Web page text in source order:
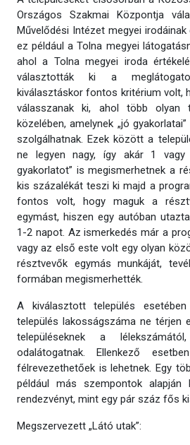
Országos Szakmai Központja
Művelődési Intézet megyei
ez például a Tolna megyei
ahol a Tolna megyei iroda
választották ki a
kiválasztáskor fontos kritérium volt,
válasszanak ki, ahol több olyan
közelében, amelynek „jó
szolgálhatnak. Ezek között a
ne legyen nagy, így akár 1
gyakorlatot” is megismerhetnek a
kis százalékát teszi ki majd a
fontos volt, hogy maguk a
egymást, hiszen egy autóban
1-2 napot. Az ismerkedés már a
vagy az első este volt egy olyan
résztvevők egymás munkáját,
formában megismerhették.
A kiválasztott település
település lakosságszáma ne térjen
településeknek a
odalátogatnak. Ellenkező
félrevezethetőek is lehetnek. Egy
például más szempontok alapján
rendezvényt, mint egy pár száz fős
Megszervezett „Látó utak”: